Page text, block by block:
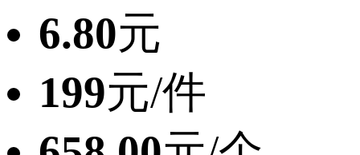
6.80元
199元/件